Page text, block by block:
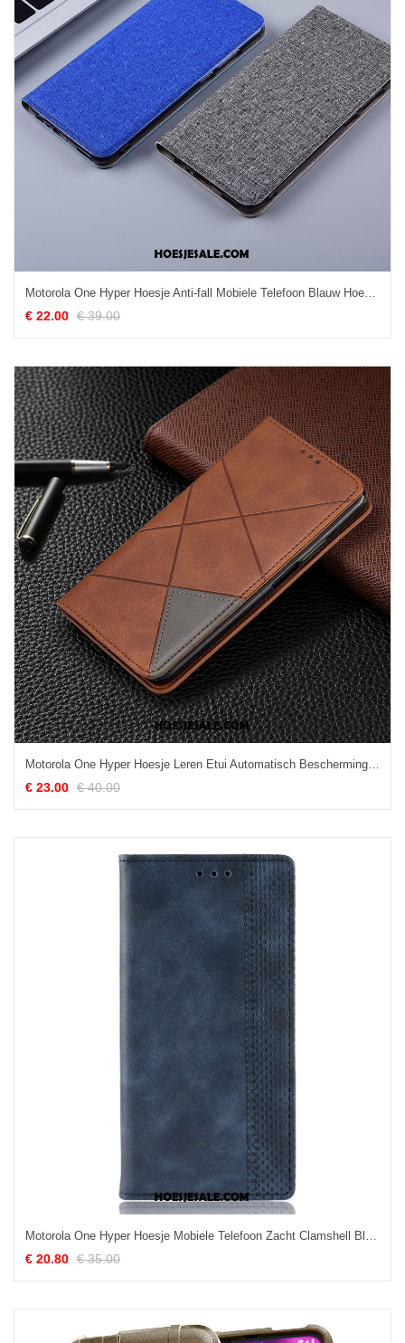
Motorola One Hyper Hoesje Anti-fall Mobiele Telefoon Blauw Hoes Katoen En Linnen Online
€ 22.00 € 39.00
Motorola One Hyper Hoesje Leren Etui Automatisch Bescherming Mobiele Telefoon All Inclusive Sale
€ 23.00 € 40.00
Motorola One Hyper Hoesje Mobiele Telefoon Zacht Clamshell Blauw Leren Etui Kopen
€ 20.80 € 35.00